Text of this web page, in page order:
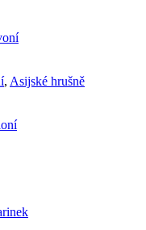
, Asijské hrušně